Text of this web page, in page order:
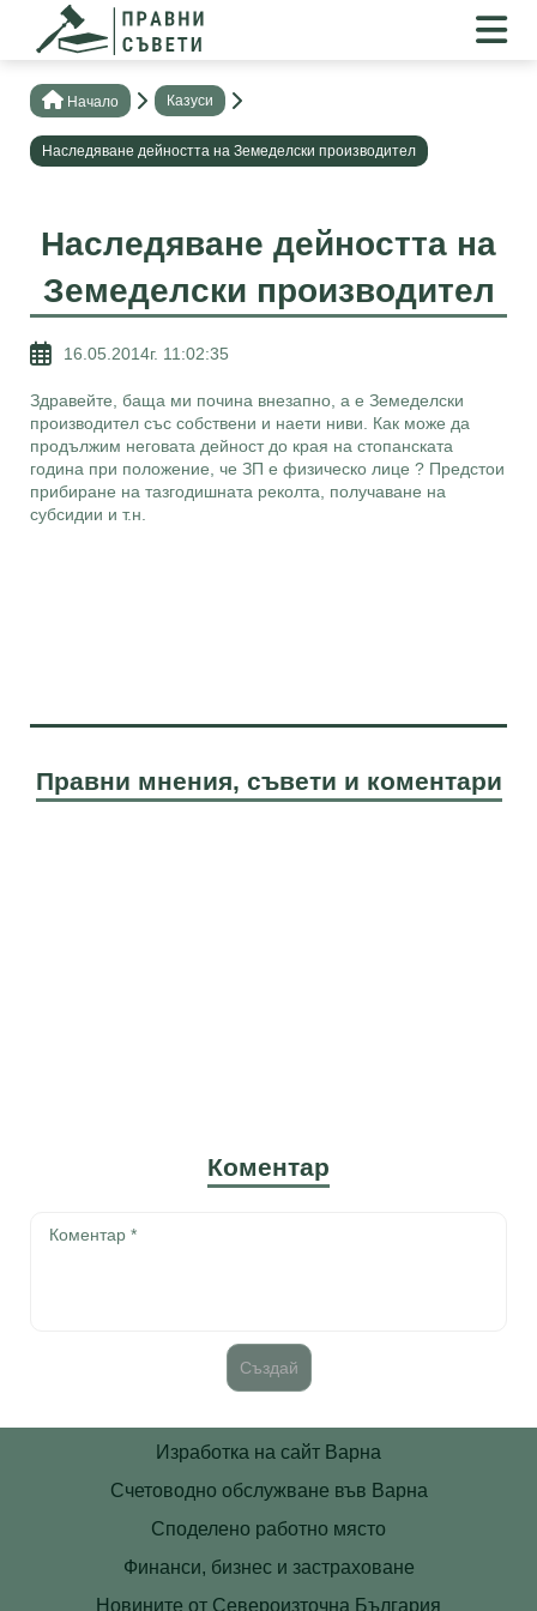
Нaчало Казуси
Наследяване дейността на Земеделски производител
Наследяване дейността на
Земеделски производител
16.05.2014г. 11:02:35
Здравейте, баща ми почина внезапно, а е Земеделски
производител със собствени и наети ниви. Как може да
продължим неговата дейност до края на стопанската
година при положение, че ЗП е физическо лице ? Предстои
прибиране на тазгодишната реколта, получаване на
субсидии и т.н.
Правни мнения, съвети и коментари
Коментар
Изработка на сайт Варна
Счетоводно обслужване във Варна
Споделено работно място
Финанси, бизнес и застраховане
Новините от Североизточна България